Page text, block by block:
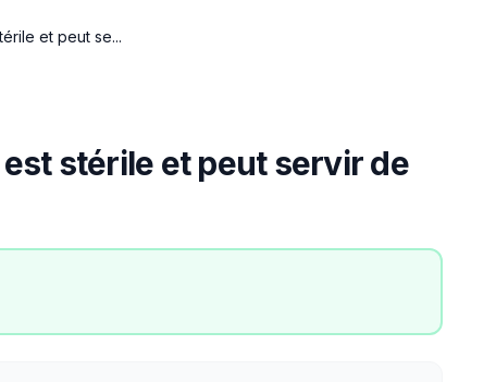
et peut se...
stérile et peut servir de